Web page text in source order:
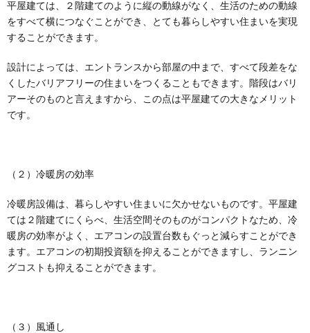
平屋建ては、２階建てのように縦の動線がなく、生活のための動線
をすべて横につなぐことができ、とても暮らしやすい住まいを実現
することができます。
設計によっては、エントランスから部屋の中まで、すべて段差をな
くしたバリアフリーの住まいをつくることもできます。階段はバリ
アーそのものと言えますから、この点は平屋建ての大きなメリット
です。
（２）冷暖房の効率
冷暖房設備は、暮らしやすい住まいに欠かせないものです。平屋建
ては２階建てにくらべ、生活空間そのものがコンパクトなため、冷
暖房の効率がよく、エアコンの設置台数もぐっと減らすことができ
ます。エアコンの初期投資額を抑えることができますし、ランニン
グコストも抑えることができます。
（３）風通し